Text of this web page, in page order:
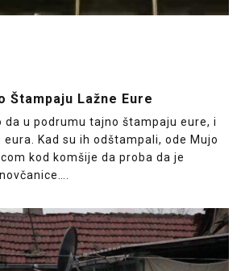
Štampaju Lažne Eure
da u podrumu tajno štampaju eure, i
Kad su ih odštampali, ode Mujo
kod komšije da proba da je